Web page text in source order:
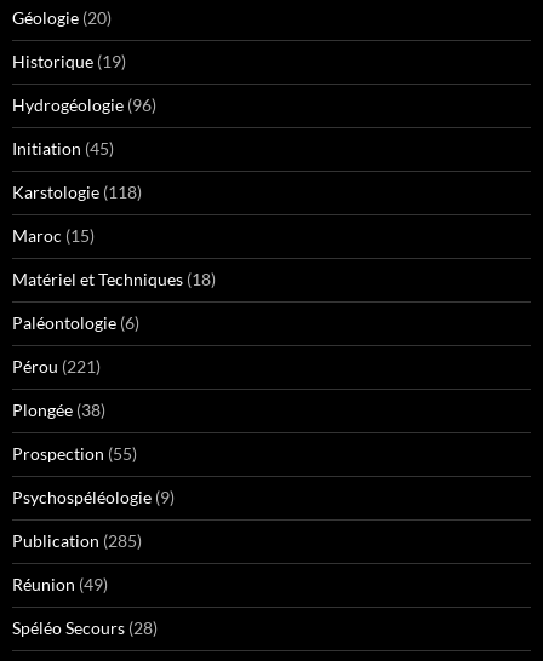
Géologie (20)
Historique (19)
Hydrogéologie (96)
Initiation (45)
Karstologie (118)
Maroc (15)
Matériel et Techniques (18)
Paléontologie (6)
Pérou (221)
Plongée (38)
Prospection (55)
Psychospéléologie (9)
Publication (285)
Réunion (49)
Spéléo Secours (28)